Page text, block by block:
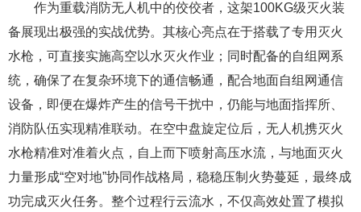
作为重载消防无人机中的佼佼者，这架100KG级灭火装
备展现出极强的实战优势。其核心亮点在于搭载了专用灭火
水枪，可直接实施高空以水灭火作业；同时配备的自组网系
统，确保了在复杂环境下的通信畅通，配合地面自组网通信
设备，即便在爆炸产生的信号干扰中，仍能与地面指挥所、
消防队伍实现精准联动。在空中盘旋定位后，无人机携灭火
水枪精准对准着火点，自上而下喷射高压水流，与地面灭火
力量形成“空对地”协同作战格局，稳稳压制火势蔓延，最终成
功完成灭火任务。整个过程行云流水，不仅高效处置了模拟